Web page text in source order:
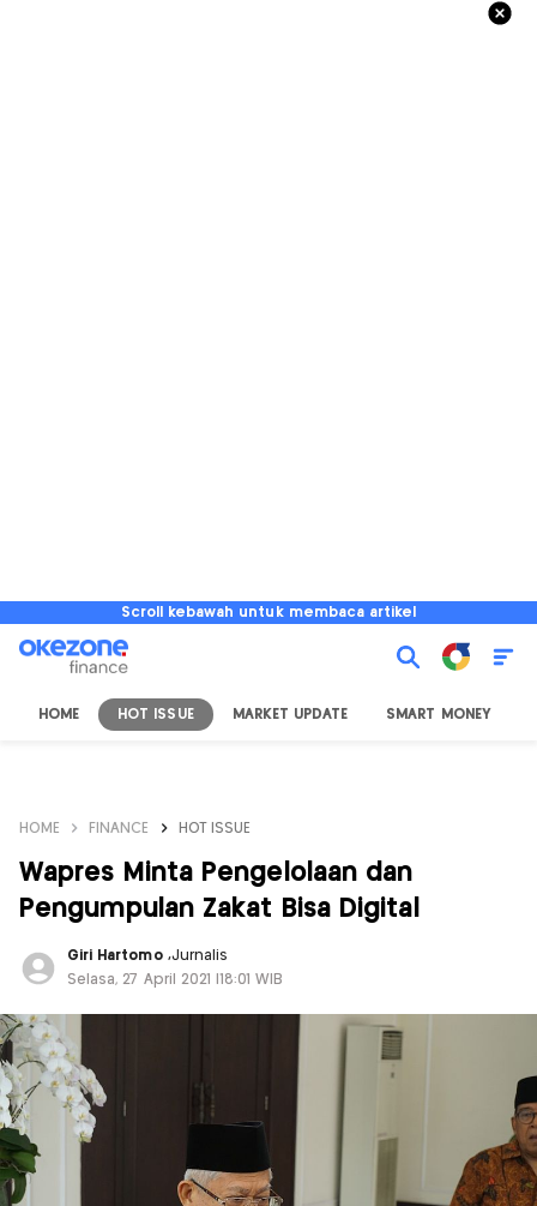
Scroll kebawah untuk membaca artikel
HOME HOT ISSUE MARKET UPDATE SMART MONEY
HOME FINANCE HOT ISSUE
Wapres Minta Pengelolaan dan
Pengumpulan Zakat Bisa Digital
Giri Hartomo ,Jurnalis
Selasa, 27 April 2021 |18:01 WIB